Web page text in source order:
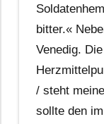
bitter.«
Venedig.
/ steht
sollte den